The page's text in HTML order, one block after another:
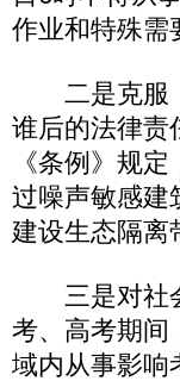
作业和特殊需
二是克服《
谁后的法律责
《条例》规
过噪声敏感建
建设生态隔离
三是对社会
考、高考期间
域内从事影响